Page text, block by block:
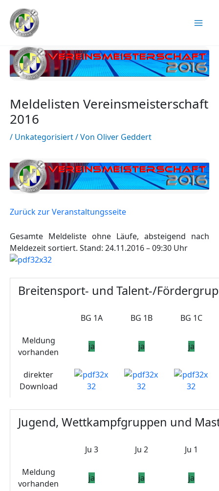
Inhalt
springen
Meldelisten Vereinsmeisterschaft
2016
/ Unkategorisiert/ Von Oliver Geddert
Zurück zur Veranstaltungsseite
Gesamte Meldeliste ohne Läufe, absteigend nach
Meldezeit sortiert. Stand: 24.11.2016 – 09:30 Uhr
Breitensport- und Talent-/
BG 1A BG 1B BG 1C
Meldung
vorhanden
ja ja ja
direkter
Download
Jugend, Wettkampfgruppen und
Ju 3 Ju 2 Ju 1
Meldung
vorhanden
ja ja ja